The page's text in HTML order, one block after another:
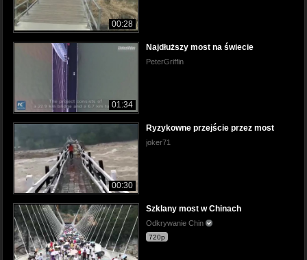
00:28
01:34
Najdłuższy most na świecie
PeterGriffin
00:30
Ryzykowne przejście przez most
joker71
Szklany most w Chinach
Odkrywanie Chin
720p